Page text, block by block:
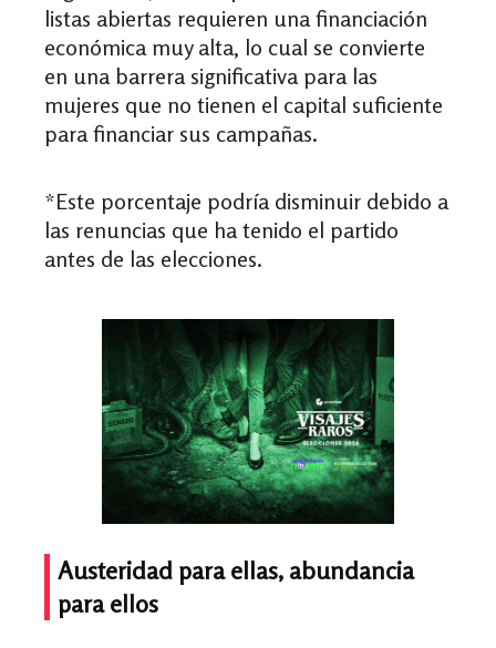
listas abiertas requieren una financiación
económica muy alta, lo cual se convierte
en una barrera significativa para las
mujeres que no tienen el capital suficiente
para financiar sus campañas.
*Este porcentaje podría disminuir debido a
las renuncias que ha tenido el partido
antes de las elecciones.
Austeridad para ellas, abundancia
para ellos